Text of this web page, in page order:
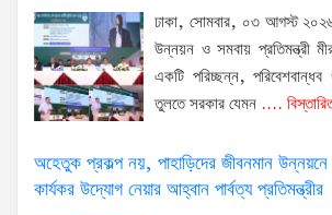
ঢাকা, সোমবার, ০৩ আগস্ট
উন্নয়ন ও সমবায় প্রতিমন্ত্রী
একটি পরিচ্ছন্ন,
তুলতে সরকার যেমন ....
অহেতুক প্রকল্প নয়, পাহাড়িদের জীবনমান
কার্যকর উদ্যোগ নেয়ার আহ্বান পার্বত্য প্রতিমন্ত্রীর